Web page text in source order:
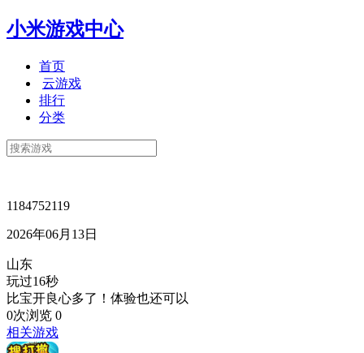
小米游戏中心
首页
云游戏
排行
分类
1184752119
2026年06月13日
山东
玩过16秒
比宝开良心多了！体验也还可以
0次浏览 0
相关游戏